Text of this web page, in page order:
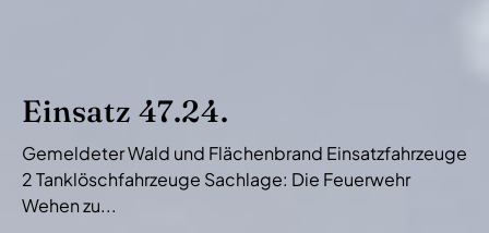
Einsatz 47.24.
Gemeldeter Wald und Flächenbrand Einsatzfahrzeuge
2 Tanklöschfahrzeuge Sachlage: Die Feuerwehr
Wehen zu...